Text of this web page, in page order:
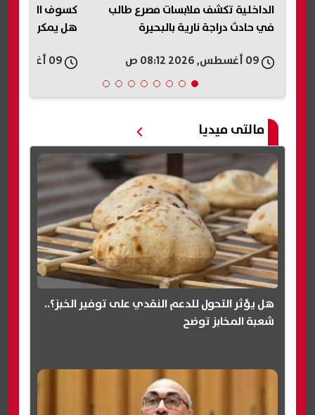
الداخلية تكشف ملابسات مصرع طالب
في حادث دراجة نارية بالبحيرة
هل يمكن
مالتى ميديا
هل يؤثر التحول للدعم النقدي على توفير الخبز؟..
شعبة المخابز توضح